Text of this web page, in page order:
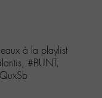
à la playlist
#BUNT,